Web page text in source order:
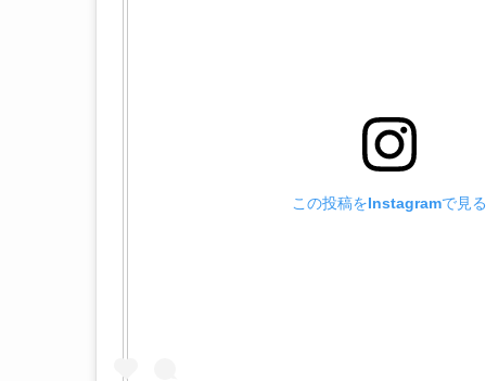
この投稿をInstagramで見る